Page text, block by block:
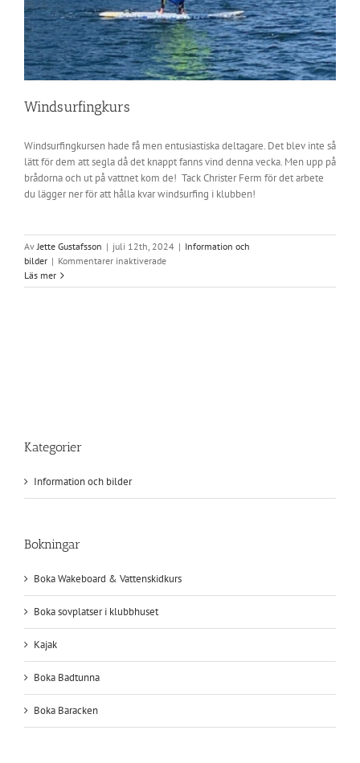
Windsurfingkurs
Windsurfingkursen hade få men entusiastiska deltagare. Det blev inte så
lätt för dem att segla då det knappt fanns vind denna vecka. Men upp på
brådorna och ut på vattnet kom de! Tack Christer Ferm för det arbete
du lägger ner för att hålla kvar windsurfing i klubben!
AvJette Gustafsson | juli 12th, 2024 | Information och
bilder | Kommentarer inaktiveradeför
Läs mer
Kategorier
Information och bilder
Bokningar
Boka Wakeboard & Vattenskidkurs
Boka sovplatser i klubbhuset
Kajak
Boka Badtunna
Boka Baracken